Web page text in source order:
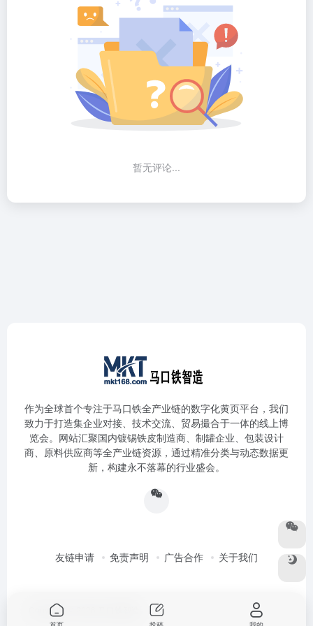
暂无评论...
作为全球首个专注于马口铁全产业链的数字化黄页平台，我们
致力于打造集企业对接、技术交流、贸易撮合于一体的线上博
览会。网站汇聚国内镀锡铁皮制造商、制罐企业、包装设计
商、原料供应商等全产业链资源，通过精准分类与动态数据更
新，构建永不落幕的行业盛会。
友链申请 免责声明 广告合作 关于我们
Copyright © 2026